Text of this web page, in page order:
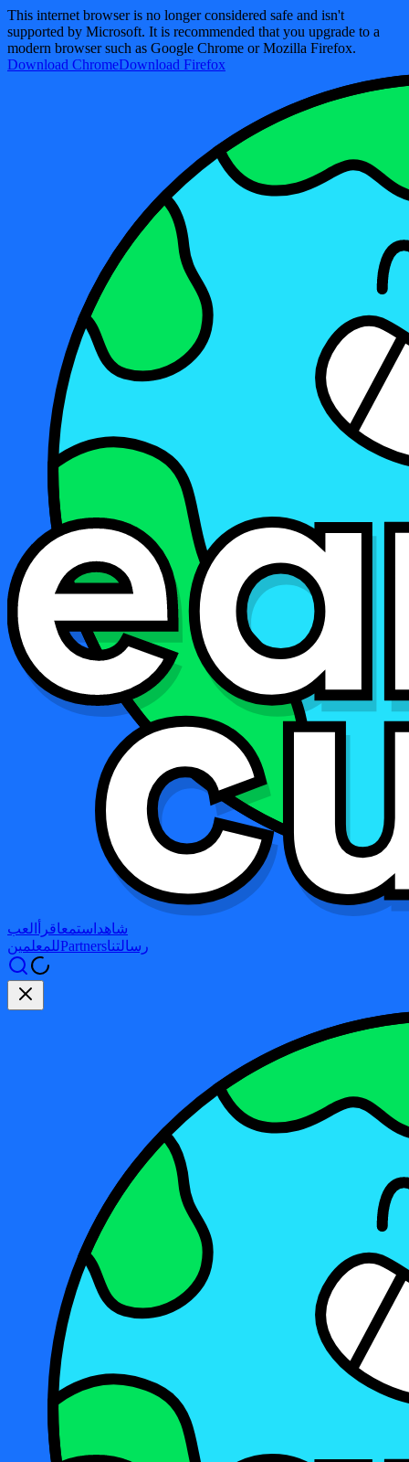
This internet browser is no longer considered safe and isn't
supported by Microsoft. It is recommended that you upgrade to a
modern browser such as Google Chrome or Mozilla Firefox.
Download ChromeDownload Firefox
شاهد استمعاقرأ
العب
للمعلمينPartnersرسالتنا